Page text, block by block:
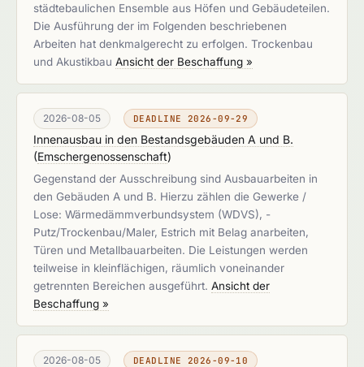
städtebaulichen Ensemble aus Höfen und Gebäudeteilen.
Die Ausführung der im Folgenden beschriebenen
Arbeiten hat denkmalgerecht zu erfolgen. Trockenbau
und Akustikbau Ansicht der Beschaffung »
2026-08-05 DEADLINE 2026-09-29
Innenausbau in den Bestandsgebäuden A und B.
(Emschergenossenschaft)
Gegenstand der Ausschreibung sind Ausbauarbeiten in
den Gebäuden A und B. Hierzu zählen die Gewerke /
Lose: Wärmedämmverbundsystem (WDVS), -
Putz/Trockenbau/Maler, Estrich mit Belag anarbeiten,
Türen und Metallbauarbeiten. Die Leistungen werden
teilweise in kleinflächigen, räumlich voneinander
getrennten Bereichen ausgeführt. Ansicht der
Beschaffung »
2026-08-05 DEADLINE 2026-09-10